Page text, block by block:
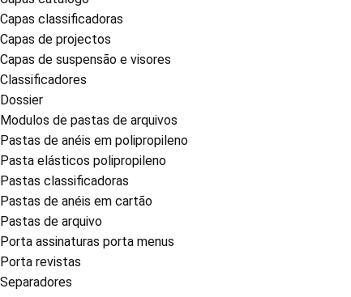
Capas classificadoras
Capas de projectos
Capas de suspensão e visores
Classificadores
Dossier
Modulos de pastas de arquivos
Pastas de anéis em polipropileno
Pasta elásticos polipropileno
Pastas classificadoras
Pastas de anéis em cartão
Pastas de arquivo
Porta assinaturas porta menus
Porta revistas
Separadores